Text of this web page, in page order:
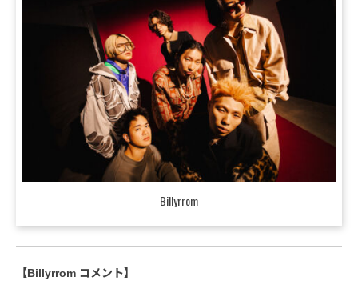
Billyrrom
【Billyrrom コメント】